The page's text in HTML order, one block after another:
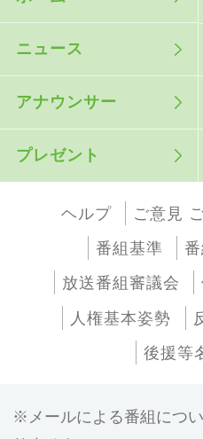
ニュース
アナウンサー
プレゼント
ヘルプ ご意見
番組基準
放送番組審議会
人権基本姿勢
後援等
メールによる番組につ